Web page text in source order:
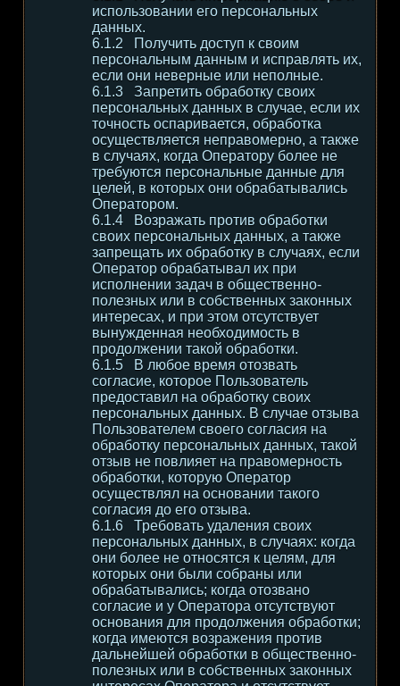
использовании его персональных
данных.
Получить доступ к своим
персональным данным и исправлять их,
если они неверные или неполные.
Запретить обработку своих
персональных данных в случае, если их
точность оспаривается, обработка
осуществляется неправомерно, а также
в случаях, когда Оператору более не
требуются персональные данные для
целей, в которых они обрабатывались
Оператором.
Возражать против обработки
своих персональных данных, а также
запрещать их обработку в случаях, если
Оператор обрабатывал их при
исполнении задач в общественно-
полезных или в собственных законных
интересах, и при этом отсутствует
вынужденная необходимость в
продолжении такой обработки.
В любое время отозвать
согласие, которое Пользователь
предоставил на обработку своих
персональных данных. В случае отзыва
Пользователем своего согласия на
обработку персональных данных, такой
отзыв не повлияет на правомерность
обработки, которую Оператор
осуществлял на основании такого
согласия до его отзыва.
Требовать удаления своих
персональных данных, в случаях: когда
они более не относятся к целям, для
которых они были собраны или
обрабатывались; когда отозвано
согласие и у Оператора отсутствуют
основания для продолжения обработки;
когда имеются возражения против
дальнейшей обработки в общественно-
полезных или в собственных законных